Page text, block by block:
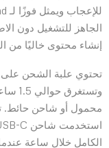
الجاهز للتشغيل دون
إنشاء محتوى خاليًا من
محمول أو شاحن حائط.